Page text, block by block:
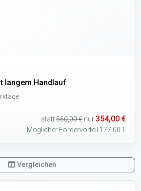
langem Handlauf
statt560,00 € nur354,00 €
Möglicher Fördervorteil 177,00 €
Vergleichen